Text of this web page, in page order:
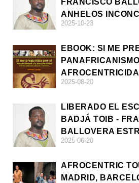
FRANCISCO
ANHELOS
2025-10-23
EBOOK: SI ME
2025-08-20
LIBERADO EL
BADJÁ TOIB -
BALLOVERA
2025-06-20
AFROCENTRIC
MADRID,